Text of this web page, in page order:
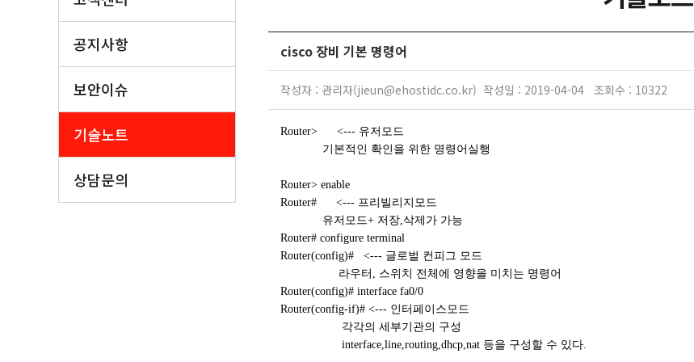
공지사항
보안이슈
기술노트
상담문의
cisco 장비 기본 명령어
작성자 : 관리자(jieun@ehostidc.co.kr) 작성일 : 2019-04-04 조회수 : 10322
Router> <--- 유저모드
기본적인 확인을 위한 명령어실행
Router> enable
Router# <--- 프리빌리지모드
유저모드+ 저장,삭제가 가능
Router# configure terminal
Router(config)# <--- 글로벌 컨피그 모드
라우터, 스위치 전체에 영향을 미치는 명령어
Router(config)# interface fa0/0
Router(config-if)# <--- 인터페이스모드
각각의 세부기관의 구성
interface,line,routing,dhcp,nat 등을 구성할 수 있다.